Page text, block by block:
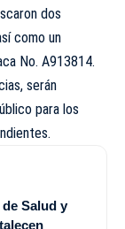
dos
como un
No. A913814.
serán
para los
Salud y